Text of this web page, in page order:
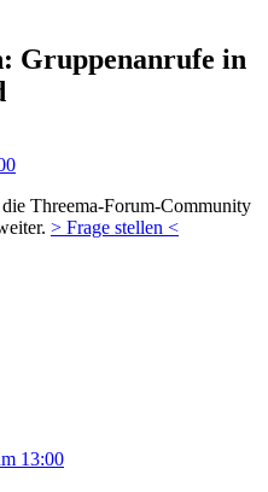
Gruppenanrufe in
Threema-Forum-Community
> Frage stellen <
13:00